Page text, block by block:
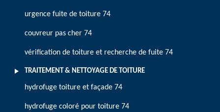
urgence fuite de toiture 74
couvreur pas cher 74
vérification de toiture et recherche de fuite 74
TRAITEMENT & NETTOYAGE DE TOITURE
hydrofuge toiture et façade 74
hydrofuge coloré pour toiture 74